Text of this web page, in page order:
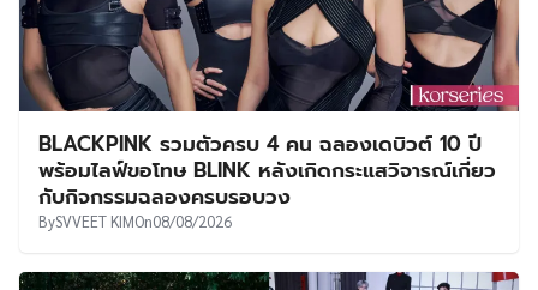
BLACKPINK รวมตัวครบ 4 คน ฉลองเดบิวต์ 10 ปี
พร้อมไลฟ์ขอโทษ BLINK หลังเกิดกระแสวิจารณ์เกี่ยว
กับกิจกรรมฉลองครบรอบวง
BySVVEET KIMOn08/08/2026